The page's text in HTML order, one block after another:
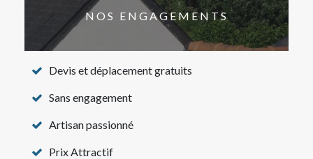
NOS ENGAGEMENTS
Devis et déplacement gratuits
Sans engagement
Artisan passionné
Prix Attractif